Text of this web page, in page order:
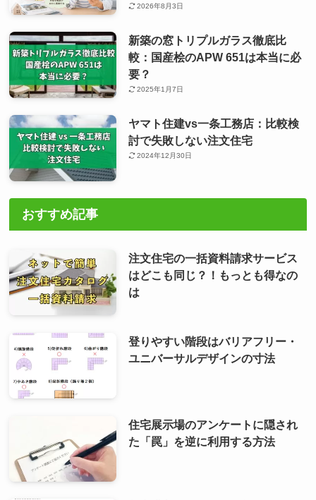
2026年8月3日
新築の窓トリプルガラス徹底比
較：国産桧のAPW 651は本当に必
要？
2025年1月7日
ヤマト住建vs一条工務店：比較検
討で失敗しない注文住宅
2024年12月30日
おすすめ記事
注文住宅の一括資料請求サービス
はどこも同じ？！もっとも得なの
は
登りやすい階段はバリアフリー・
ユニバーサルデザインの寸法
住宅展示場のアンケートに隠され
た「罠」を逆に利用する方法